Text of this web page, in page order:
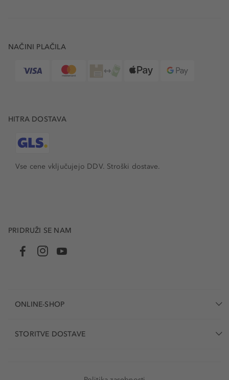
NAČINI PLAČILA
HITRA DOSTAVA
Vse cene vključujejo DDV. Stroški dostave.
PRIDRUŽI SE NAM
ONLINE-SHOP
STORITVE DOSTAVE